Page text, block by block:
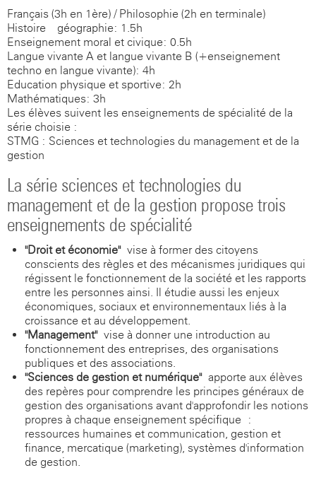
Français (3h en 1ère) / Philosophie (2h en terminale)
Histoire – géographie: 1.5h
Enseignement moral et civique: 0.5h
Langue vivante A et langue vivante B (+enseignement
techno en langue vivante): 4h
Education physique et sportive: 2h
Mathématiques: 3h
Les élèves suivent les enseignements de spécialité de la
série choisie :
STMG : Sciences et technologies du management et de la
gestion
La série sciences et technologies du
management et de la gestion propose trois
enseignements de spécialité
"Droit et économie"vise à former des citoyens
conscients des règles et des mécanismes juridiques qui
régissent le fonctionnement de la société et les rapports
entre les personnes ainsi. Il étudie aussi les enjeux
économiques, sociaux et environnementaux liés à la
croissance et au développement.
"Management"vise à donner une introduction au
fonctionnement des entreprises, des organisations
publiques et des associations.
"Sciences de gestion et numérique"apporte aux élèves
des repères pour comprendre les principes généraux de
gestion des organisations avant d'approfondir les notions
propres à chaque enseignement spécifique :
ressources humaines et communication, gestion et
finance, mercatique (marketing), systèmes d'information
de gestion.